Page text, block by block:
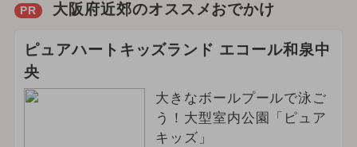
PR 大阪府近郊のオススメおでかけ
ピュアハートキッズランド エコール和泉中
央
大きなボールプールで泳ご
う！大型室内公園「ピュア
キッズ」